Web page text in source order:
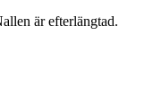
är efterlängtad.